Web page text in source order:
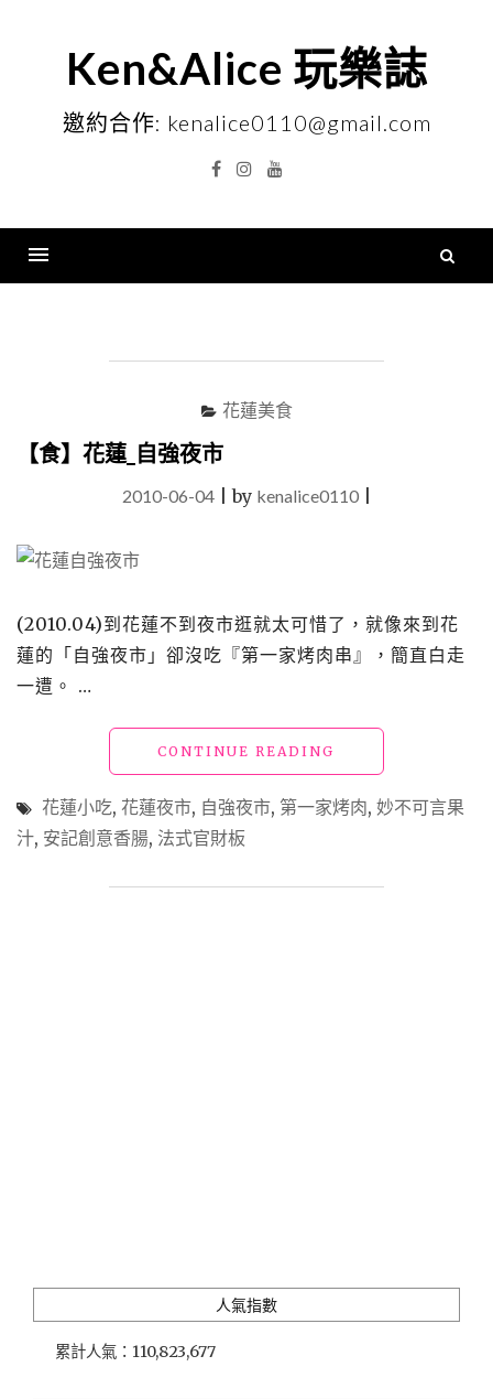
Ken&Alice 玩樂誌
邀約合作: kenalice0110@gmail.com
FacebookInstagramYouTube
花蓮美食
【食】花蓮_自強夜市
2010-06-04|by kenalice0110|
(2010.04)到花蓮不到夜市逛就太可惜了，就像來到花
蓮的「自強夜市」卻沒吃『第一家烤肉串』，簡直白走
一遭。 …
CONTINUE READING
花
蓮
_
夜
花蓮小吃, 花蓮夜市, 自強夜市, 第一家烤肉, 妙不可言果
汁, 安記創意香腸, 法式官財板
人氣指數
累計人氣： 110,823,677